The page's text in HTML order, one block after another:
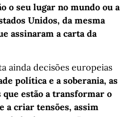
o seu lugar no mundo ou a
Unidos, da mesma
assinaram a carta da
ainda decisões europeias
política e a soberania, as
estão a transformar o
a criar tensões, assim